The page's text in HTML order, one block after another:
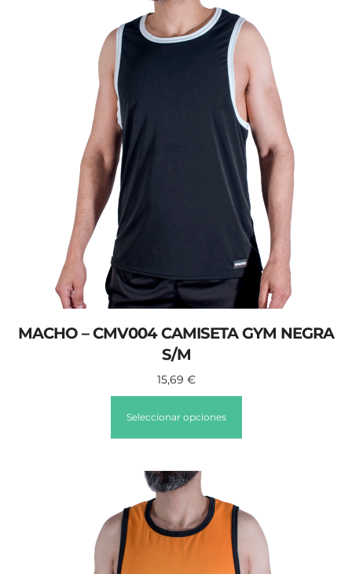
MACHO – CMV004 CAMISETA GYM NEGRA
S/M
15,69 €
Seleccionar opciones